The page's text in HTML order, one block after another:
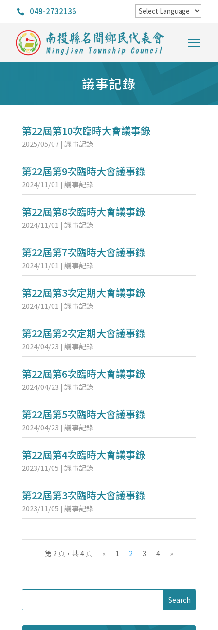
 049-2732136
議事記錄
第22屆第10次臨時大會議事錄
2025/05/07| 議事記錄
第22屆第9次臨時大會議事錄
2024/11/01 | 議事記錄
第22屆第8次臨時大會議事錄
2024/11/01 | 議事記錄
第22屆第7次臨時大會議事錄
2024/11/01 | 議事記錄
第22屆第3次定期大會議事錄
2024/11/01 | 議事記錄
第22屆第2次定期大會議事錄
2024/04/23 | 議事記錄
第22屆第6次臨時大會議事錄
2024/04/23 | 議事記錄
第22屆第5次臨時大會議事錄
2024/04/23 | 議事記錄
第22屆第4次臨時大會議事錄
2023/11/05 | 議事記錄
第22屆第3次臨時大會議事錄
2023/11/05 | 議事記錄
第 2 頁，共 4 頁 « 1 2 3 4 »